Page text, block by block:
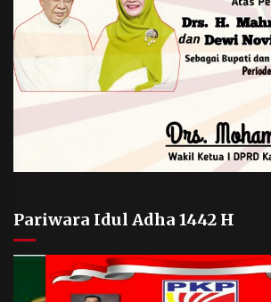
Pariwara Idul Adha 1442 H